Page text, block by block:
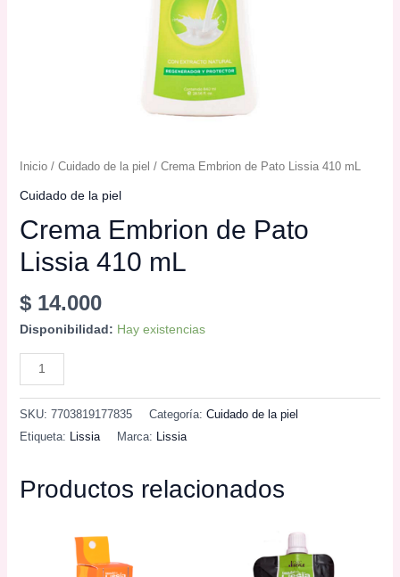
Inicio/ Cuidado de la piel / Crema Embrion de Pato Lissia 410 mL
Cuidado de la piel
Crema Embrion de Pato
Lissia 410 mL
$14.000
Disponibilidad: Hay existencias
Crema
Embrion
de
Pato
mL
SKU: 7703819177835 Categoría: Cuidado de la piel
Etiqueta:
Lissia Marca: Lissia
Productos relacionados